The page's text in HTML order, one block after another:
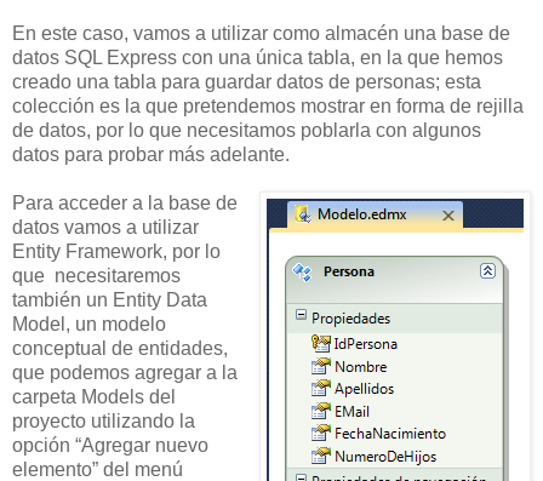
En este caso, vamos a utilizar como almacén una base de
datos SQL Express con una única tabla, en la que hemos
creado una tabla para guardar datos de personas; esta
colección es la que pretendemos mostrar en forma de rejilla
de datos, por lo que necesitamos poblarla con algunos
datos para probar más adelante.
Para acceder a la base de
datos vamos a utilizar
Entity Framework, por lo
que necesitaremos
también un Entity Data
Model, un modelo
conceptual de entidades,
que podemos agregar a la
carpeta Models del
proyecto utilizando la
opción “Agregar nuevo
elemento” del menú